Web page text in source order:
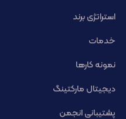
استراتژی برند
خدمات
نمونه کارها
دیجیتال مارکتینگ
پشتیبانی انجمن